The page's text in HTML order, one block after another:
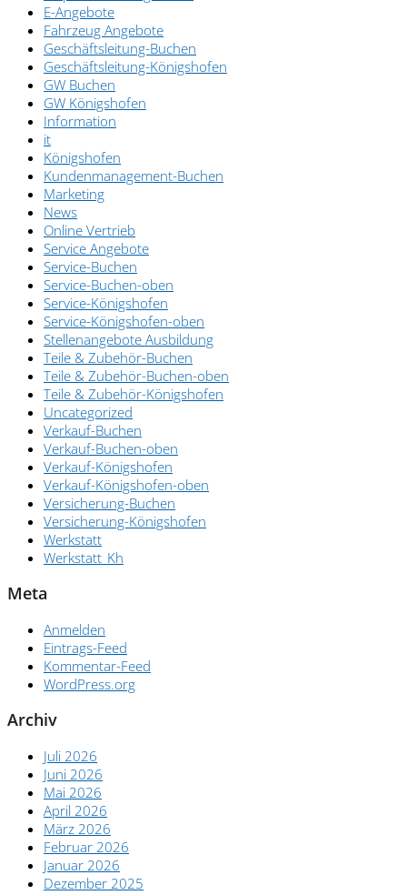
E-Angebote
Fahrzeug Angebote
Geschäftsleitung-Buchen
Geschäftsleitung-Königshofen
GW Buchen
GW Königshofen
Information
it
Königshofen
Kundenmanagement-Buchen
Marketing
News
Online Vertrieb
Service Angebote
Service-Buchen
Service-Buchen-oben
Service-Königshofen
Service-Königshofen-oben
Stellenangebote Ausbildung
Teile & Zubehör-Buchen
Teile & Zubehör-Buchen-oben
Teile & Zubehör-Königshofen
Uncategorized
Verkauf-Buchen
Verkauf-Buchen-oben
Verkauf-Königshofen
Verkauf-Königshofen-oben
Versicherung-Buchen
Versicherung-Königshofen
Werkstatt
Werkstatt_Kh
Meta
Anmelden
Eintrags-Feed
Kommentar-Feed
WordPress.org
Archiv
Juli 2026
Juni 2026
Mai 2026
April 2026
März 2026
Februar 2026
Januar 2026
Dezember 2025